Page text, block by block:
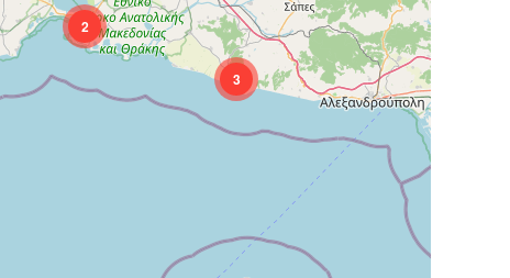
2
3